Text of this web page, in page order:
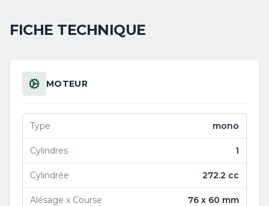
FICHE TECHNIQUE
MOTEUR
Type mono
Cylindres 1
Cylindrée 272.2 cc
Alésage x Course 76 x 60 mm